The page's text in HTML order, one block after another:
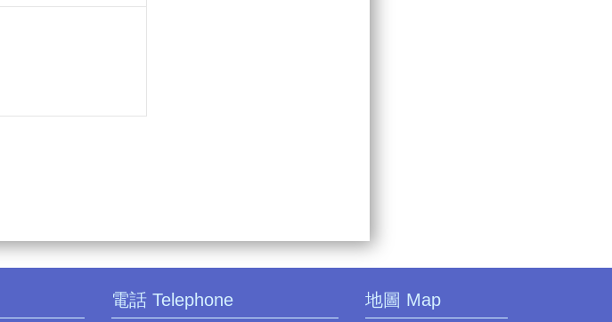
電話 Telephone 地圖 Map